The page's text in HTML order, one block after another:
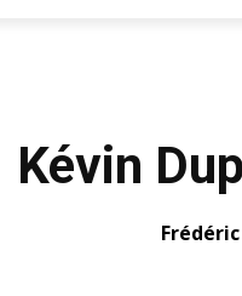
Kévin